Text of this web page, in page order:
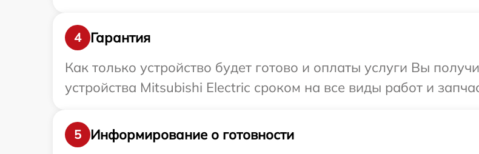
4
Гарантия
Как только устройство будет готово и оплаты услуги Вы
устройства Mitsubishi Electric сроком на все виды работ и
5
Информирование о готовности